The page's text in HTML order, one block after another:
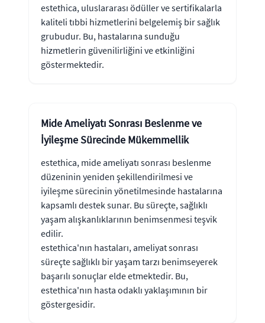
estethica, uluslararası ödüller ve sertifikalarla
kaliteli tıbbi hizmetlerini belgelemiş bir sağlık
grubudur. Bu, hastalarına sunduğu
hizmetlerin güvenilirliğini ve etkinliğini
göstermektedir.
Mide Ameliyatı Sonrası Beslenme ve
İyileşme Sürecinde Mükemmellik
estethica, mide ameliyatı sonrası beslenme
düzeninin yeniden şekillendirilmesi ve
iyileşme sürecinin yönetilmesinde hastalarına
kapsamlı destek sunar. Bu süreçte, sağlıklı
yaşam alışkanlıklarının benimsenmesi teşvik
edilir.
estethica'nın hastaları, ameliyat sonrası
süreçte sağlıklı bir yaşam tarzı benimseyerek
başarılı sonuçlar elde etmektedir. Bu,
estethica'nın hasta odaklı yaklaşımının bir
göstergesidir.